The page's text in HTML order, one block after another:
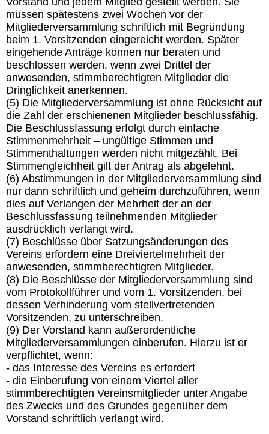
müssen spätestens zwei Wochen vor der
Mitgliederversammlung schriftlich mit Begründung
beim 1. Vorsitzenden eingereicht werden. Später
eingehende Anträge können nur beraten und
beschlossen werden, wenn zwei Drittel der
anwesenden, stimmberechtigten Mitglieder die
Dringlichkeit anerkennen.
(5) Die Mitgliederversammlung ist ohne Rücksicht auf
die Zahl der erschienenen Mitglieder beschlussfähig.
Die Beschlussfassung erfolgt durch einfache
Stimmenmehrheit – ungültige Stimmen und
Stimmenthaltungen werden nicht mitgezählt. Bei
Stimmengleichheit gilt der Antrag als abgelehnt.
(6) Abstimmungen in der Mitgliederversammlung sind
nur dann schriftlich und geheim durchzuführen, wenn
dies auf Verlangen der Mehrheit der an der
Beschlussfassung teilnehmenden Mitglieder
ausdrücklich verlangt wird.
(7) Beschlüsse über Satzungsänderungen des
Vereins erfordern eine Dreiviertelmehrheit der
anwesenden, stimmberechtigten Mitglieder.
(8) Die Beschlüsse der Mitgliederversammlung sind
vom Protokollführer und vom 1. Vorsitzenden, bei
dessen Verhinderung vom stellvertretenden
Vorsitzenden, zu unterschreiben.
(9) Der Vorstand kann außerordentliche
Mitgliederversammlungen einberufen. Hierzu ist er
verpflichtet, wenn:
- das Interesse des Vereins es erfordert
- die Einberufung von einem Viertel aller
stimmberechtigten Vereinsmitglieder unter Angabe
des Zwecks und des Grundes gegenüber dem
Vorstand schriftlich verlangt wird.